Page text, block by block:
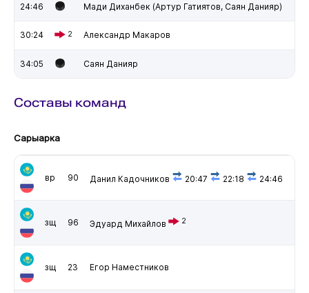
24:46 Мади Диханбек (Артур Гатиятов, Саян Данияр)
30:24 2 Александр Макаров
34:05 Саян Данияр
Составы команд
Сарыарка
вр 90 Данил Кадочников 20:47 22:18 24:46
зщ 96 Эдуард Михайлов 2
зщ 23 Егор Наместников